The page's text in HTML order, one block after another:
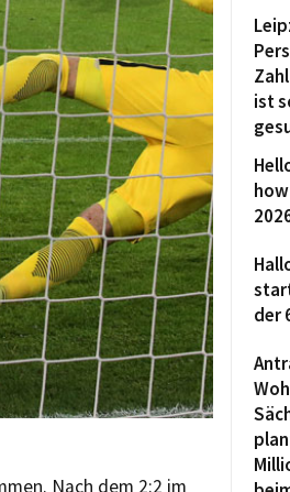
Nach dem 2:2 im
ist
der